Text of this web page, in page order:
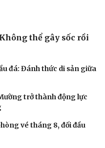
thể gây sốc rồi